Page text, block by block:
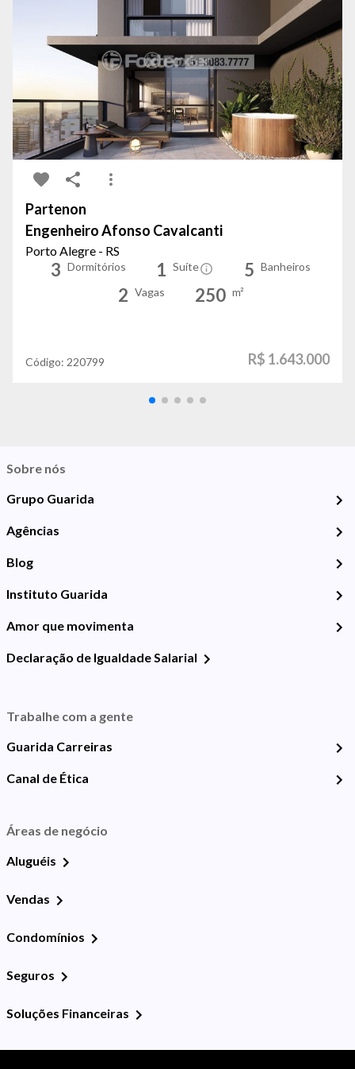
Partenon
Engenheiro Afonso Cavalcanti
Porto Alegre - RS
3 Dormitórios 1 Suíte 5 Banheiros
2 Vagas 250 m²
Código: 220799 R$ 1.643.000
Sobre nós
Grupo Guarida
Agências
Blog
Instituto Guarida
Amor que movimenta
Declaração de Igualdade Salarial
Trabalhe com a gente
Guarida Carreiras
Canal de Ética
Áreas de negócio
Aluguéis
Vendas
Condomínios
Seguros
Soluções Financeiras